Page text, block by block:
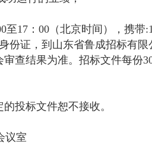
17：00（北京时间），携
份证，到山东省鲁成招标有
查结果为准。招标文件每份
投标文件恕不接收。
议室